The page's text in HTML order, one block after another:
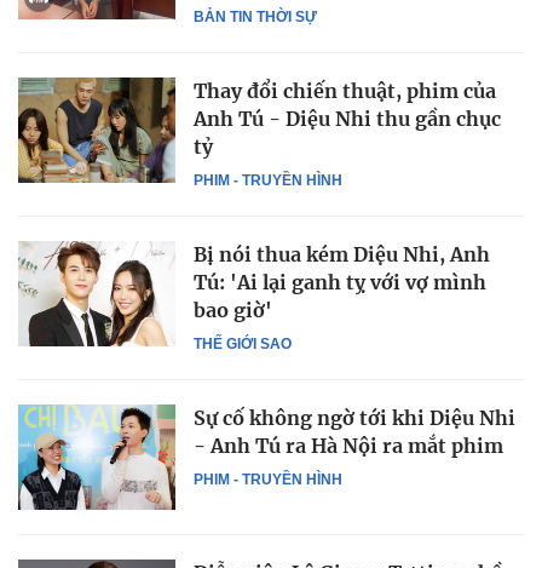
BẢN TIN THỜI SỰ
PHIM - TRUYỀN HÌNH
Thay đổi chiến thuật, phim của
Anh Tú - Diệu Nhi thu gần chục
tỷ
THẾ GIỚI SAO
Bị nói thua kém Diệu Nhi, Anh
Tú: 'Ai lại ganh tỵ với vợ mình
bao giờ'
PHIM - TRUYỀN HÌNH
Sự cố không ngờ tới khi Diệu Nhi
- Anh Tú ra Hà Nội ra mắt phim